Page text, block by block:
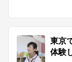
東京
体験